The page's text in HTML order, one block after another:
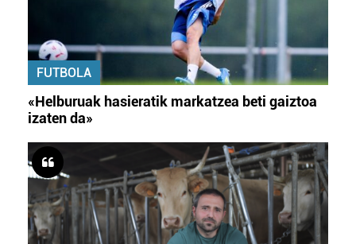
FUTBOLA
«Helburuak hasieratik markatzea beti gaiztoa
izaten da»